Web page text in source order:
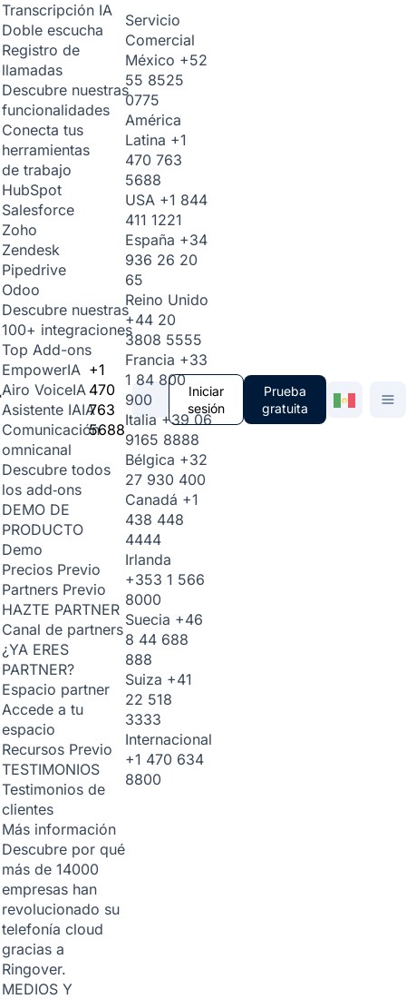
Transcripción IA
Doble escucha
Registro de
llamadas
Descubre nuestras
funcionalidades
Conecta tus
herramientas
de trabajo
HubSpot
Salesforce
Zoho
Zendesk
Pipedrive
Odoo
Descubre nuestras
100+ integraciones
Top Add-ons
EmpowerIA
Airo VoiceIA
Asistente IAIA
Comunicación
omnicanal
Descubre todos
los add‑ons
DEMO DE
PRODUCTO
Demo
Precios Previo
Partners Previo
HAZTE PARTNER
Canal de partners
¿YA ERES
PARTNER?
Espacio partner
Accede a tu
espacio
Recursos Previo
TESTIMONIOS
Testimonios de
clientes
Más información
Descubre por qué
más de 14000
empresas han
revolucionado su
telefonía cloud
gracias a
Ringover.
MEDIOS Y
+1
470
763
5688
Servicio
Comercial
México +52
55 8525
0775
América
Latina +1
470 763
5688
USA +1 844
411 1221
España +34
936 26 20
65
Reino Unido
+44 20
3808 5555
Francia +33
1 84 800
900
Italia +39 06
9165 8888
Bélgica +32
27 930 400
Canadá +1
438 448
4444
Irlanda
+353 1 566
8000
Suecia +46
8 44 688
888
Suiza +41
22 518
3333
Internacional
+1 470 634
8800
Iniciar
sesión
Prueba
gratuita